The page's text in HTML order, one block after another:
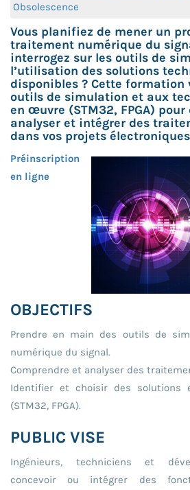
Obsolescence
Vous planifiez de mener un
traitement numérique du
interrogez sur les outils de
l’utilisation des solutions
disponibles ? Cette
outils de simulation et aux
en œuvre (STM32, FPGA) pour
analyser et intégrer des
dans vos projets
Préinscription
en ligne
OBJECTIFS
Prendre en main des outils de
numérique du signal.
Comprendre et analyser des
Identifier et choisir des solutions
(STM32, FPGA).
PUBLIC VISE
Ingénieurs, techniciens et
concevoir ou intégrer des